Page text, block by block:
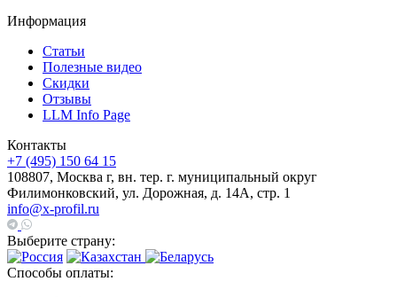
Информация
Статьи
Полезные видео
Скидки
Отзывы
LLM Info Page
Контакты
+7 (495) 150 64 15
108807, Москва г, вн. тер. г. муниципальный округ
Филимонковский, ул. Дорожная, д. 14А, стр. 1
info@x-profil.ru
Выберите страну:
Способы оплаты: